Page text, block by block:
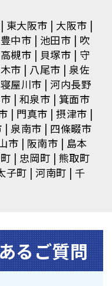
東大阪市
大阪市
豊中市 池田市
吹
高槻市 貝塚市
守
市 八尾市
泉佐
寝屋川市
河内長野
和泉市 箕面市
門真市
摂津市
泉南市
四條畷市
市 阪南市
島本
忠岡町 熊取町
子町 河南町
千
るご質問